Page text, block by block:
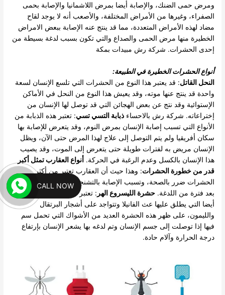
ومرض حمى الضنك، والإصابة أيضا بمرض اللاشمانيا والإصابة بحمى
الصفراء، وغيرها من الأمراض المختلفة، والأصعب أنه لا يوجد لقاح
مضاد لهذه الأمراض المتعددة، مما قد ينتج عنه الإصابة ببعض الامراض
الخطيرة منها مرض الحمى والصداع والتي تكون بسبب لدغة بسيطة من
إحدى الحشرات. شركة رش مبيدات بمكة
أنواع الحشرات الخطيرة في الطبيعة:
النحل القاتل: قد يعتبر هذا النوع من الحشرات التي تلسع الإنسان لسعة
واحدة قد ينتج عنها موته، وقد يعيش هذا النوع من النحل في الأماكن
الإستوائية وقد نتج عن بعض الهجائن التي قد توصل لها الإنسان من
إختراعاته. شركة رش بالاحساءذبابة التسي تسي: تعتبر هذه الذبابة من
الأنواع التي تسبب إصابة الإنسان بمرض النوم، وقد يتعرض للإصابة بها
سكان أفريقيا ولم يتم التوصل إلى علاج لهذا المرض حتى الآن، ويظل
الإنسان مريض به لفترات طويلة حتى يتعرض إلى الموت، وقد يصيب
هذا الإنسان بالكسل وعدم الرغبة في الحركة. أنواع العقارب تمثل أكبر
قدر من خطورة الحشرات: وهذا حيث أن العقارب تعتبر من أكثر
الحشرات ضرر بالصحة، وتسبب الإصابة بالتشنجات وقد ينتج عنها الوفاه
بعد فترة من اللدغة.حشرة الليسروع الهر : تعتبر من الحشرات الضارة
أيضا التي يطلق عليها عث الفانيلا وتتواجد على أشجار البرتقال
والليمون، على ظهر هذه الحشرة العديد من الأشواك التي تحمل سم
فيها إذا توصلت إلى جسم الإنسان وتم لدغه بها يشعر الإنسان بإرتفاع
درجة الحرارة وآلام حادة.
CALL NOW